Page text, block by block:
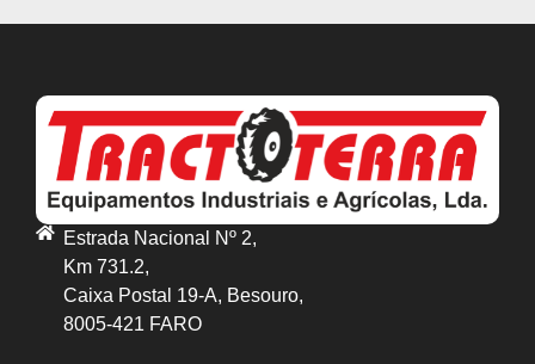
Estrada Nacional Nº 2,
Km 731.2,
Caixa Postal 19-A, Besouro,
8005-421 FARO